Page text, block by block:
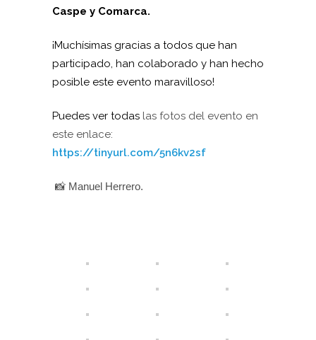
Caspe y Comarca.
¡Muchísimas gracias a todos que han
participado, han colaborado y han hecho
posible este evento maravilloso!
Puedes ver todas las fotos del evento en
este enlace:
https://tinyurl.com/5n6kv2sf
📸 Manuel Herrero.